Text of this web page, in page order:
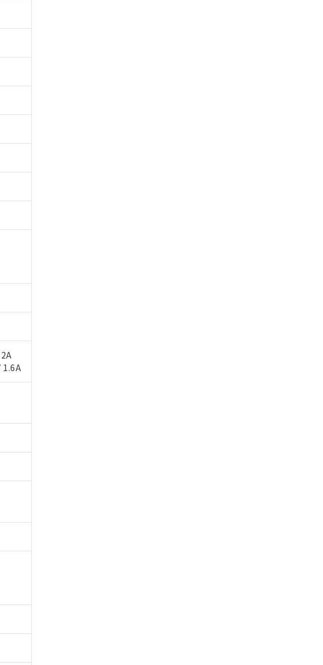
1.6A
格(税抜)を提供させていただ
あることをご了承ください。
合があることをご了承くださ
のオムロン制御機器販売店・
ご確認ください。
は開示しないようお願いしま
Webメンバーズにご登録され
当社および当社の共同利用者
利用者の範囲」に記載されて
商品です。
定のある商品です。
を出す予定はありません。
などやむを得ず変更すること
ルエーテル類(PBDE) 1000ppm以下、
明するものではありません。
期間は出荷製品に未対応品が
ェニルエーテル類) : 1000ppm、
チルベンジル) : 1000ppm、
な影響を及ぼさない年数を意
品（以下｢規制貨物等」とい
は役務取引許可)を取得する
れないよう必要な手段を講じ
他武器並びにこれらの製造装
を当該第三者に通知します。
がある場合は、取り引きをい
客様担当のオムロン制御